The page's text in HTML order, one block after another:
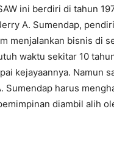
ini berdiri di tahun
A. Sumendap,
menjalankan bisnis di
waktu sekitar 10
kejayaannya. Namun
Sumendap harus
diambil alih